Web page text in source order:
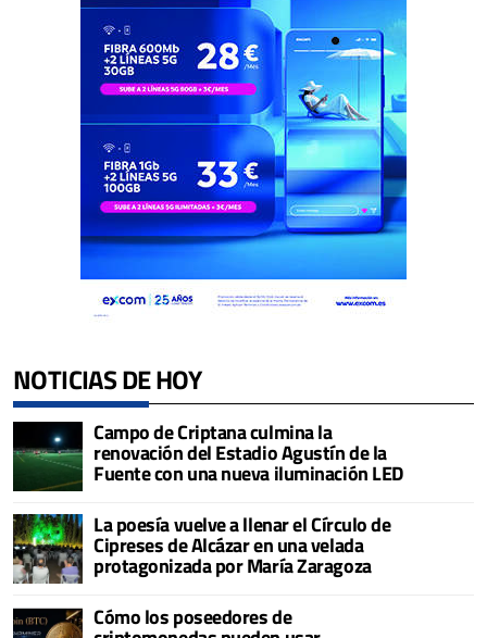
NOTICIAS DE HOY
Campo de Criptana culmina la
renovación del Estadio Agustín de la
Fuente con una nueva iluminación LED
La poesía vuelve a llenar el Círculo de
Cipreses de Alcázar en una velada
protagonizada por María Zaragoza
Cómo los poseedores de